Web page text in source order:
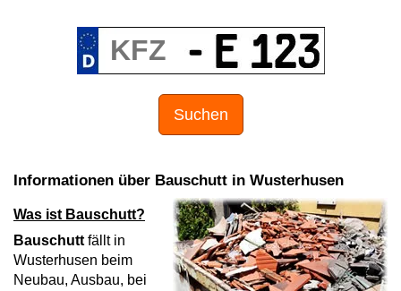
Suchen
Informationen über Bauschutt in Wusterhusen
Was ist Bauschutt?
Bauschutt fällt in
Wusterhusen beim
Neubau, Ausbau, bei